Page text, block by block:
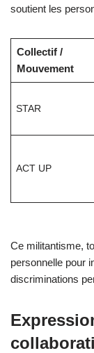
soutient les
Collectif /
Mouvement
STAR
ACT UP
Ce militantisme,
personnelle pour
discriminations